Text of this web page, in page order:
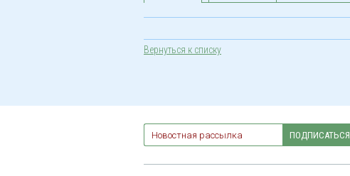
Вернуться к списку
ПОДПИСАТЬСЯ